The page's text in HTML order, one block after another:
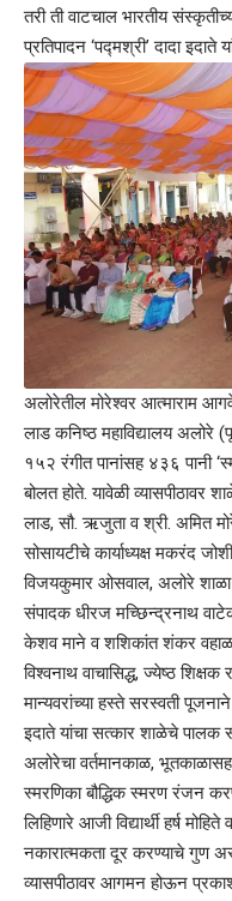
तरी ती वाटचाल भारतीय
प्रतिपादन ‘पद्मश्री’ दादा इदाते
अलोरेतील मोरेश्वर आत्माराम
लाड कनिष्ठ महाविद्यालय अलोरे
१५२ रंगीत पानांसह ४३६ पानी
बोलत होते. यावेळी
लाड, सौ. ऋजुता व श्री. अमित
सोसायटीचे कार्याध्यक्ष मकरंद
विजयकुमार ओसवाल, अलोरे
संपादक धीरज मच्छिन्द्रनाथ
केशव माने व शशिकांत शंकर
विश्वनाथ वाचासिद्ध, ज्येष्ठ
मान्यवरांच्या हस्ते सरस्वती
इदाते यांचा सत्कार शाळेचे पालक
अलोरेचा वर्तमानकाळ,
स्मरणिका बौद्धिक स्मरण रंजन
लिहिणारे आजी विद्यार्थी हर्ष
नकारात्मकता दूर करण्याचे गुण
व्यासपीठावर आगमन होऊन